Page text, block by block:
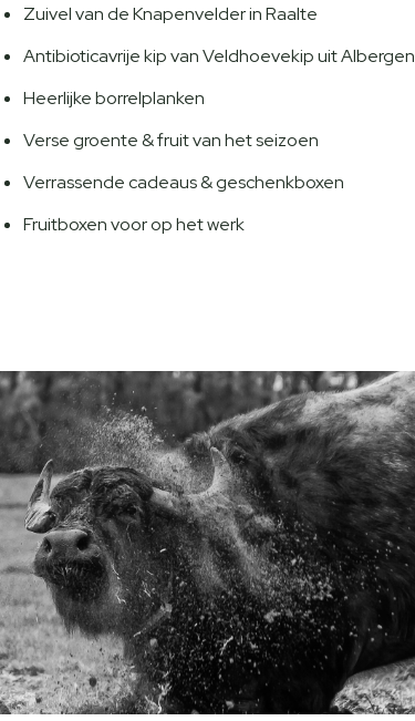
Zuivel van de Knapenvelder in Raalte
Antibioticavrije kip van Veldhoevekip uit Albergen
Heerlijke borrelplanken
Verse groente & fruit van het seizoen
Verrassende cadeaus & geschenkboxen
Fruitboxen voor op het werk